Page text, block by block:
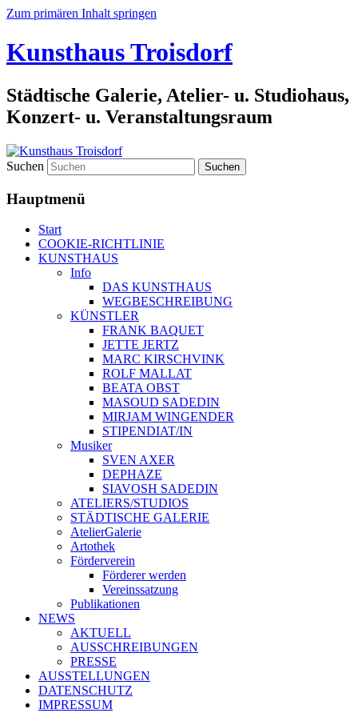
Zum primären Inhalt springen
Kunsthaus Troisdorf
Städtische Galerie, Atelier- u. Studiohaus,
Konzert- u. Veranstaltungsraum
Suchen
Hauptmenü
Start
COOKIE-RICHTLINIE
KUNSTHAUS
Info
DAS KUNSTHAUS
WEGBESCHREIBUNG
KÜNSTLER
FRANK BAQUET
JETTE JERTZ
MARC KIRSCHVINK
ROLF MALLAT
BEATA OBST
MASOUD SADEDIN
MIRJAM WINGENDER
STIPENDIAT/IN
Musiker
SVEN AXER
DEPHAZE
SIAVOSH SADEDIN
ATELIERS/STUDIOS
STÄDTISCHE GALERIE
AtelierGalerie
Artothek
Förderverein
Förderer werden
Vereinssatzung
Publikationen
NEWS
AKTUELL
AUSSCHREIBUNGEN
PRESSE
AUSSTELLUNGEN
DATENSCHUTZ
IMPRESSUM